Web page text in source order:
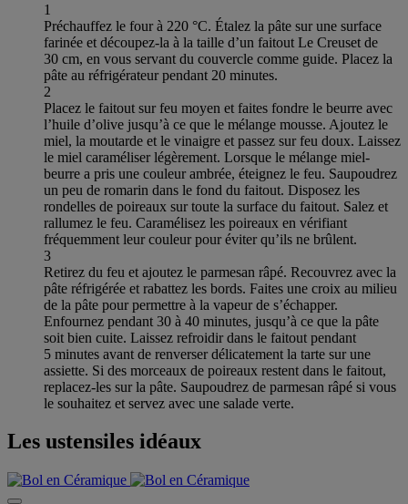
1
Préchauffez le four à 220 °C. Étalez la pâte sur une surface
farinée et découpez-la à la taille d’un faitout Le Creuset de
30 cm, en vous servant du couvercle comme guide. Placez la
pâte au réfrigérateur pendant 20 minutes.
2
Placez le faitout sur feu moyen et faites fondre le beurre avec
l’huile d’olive jusqu’à ce que le mélange mousse. Ajoutez le
miel, la moutarde et le vinaigre et passez sur feu doux. Laissez
le miel caraméliser légèrement. Lorsque le mélange miel-
beurre a pris une couleur ambrée, éteignez le feu. Saupoudrez
un peu de romarin dans le fond du faitout. Disposez les
rondelles de poireaux sur toute la surface du faitout. Salez et
rallumez le feu. Caramélisez les poireaux en vérifiant
fréquemment leur couleur pour éviter qu’ils ne brûlent.
3
Retirez du feu et ajoutez le parmesan râpé. Recouvrez avec la
pâte réfrigérée et rabattez les bords. Faites une croix au milieu
de la pâte pour permettre à la vapeur de s’échapper.
Enfournez pendant 30 à 40 minutes, jusqu’à ce que la pâte
soit bien cuite. Laissez refroidir dans le faitout pendant
5 minutes avant de renverser délicatement la tarte sur une
assiette. Si des morceaux de poireaux restent dans le faitout,
replacez-les sur la pâte. Saupoudrez de parmesan râpé si vous
le souhaitez et servez avec une salade verte.
Les ustensiles idéaux